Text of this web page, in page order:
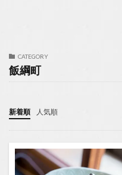
CATEGORY
飯綱町
新着順 人気順